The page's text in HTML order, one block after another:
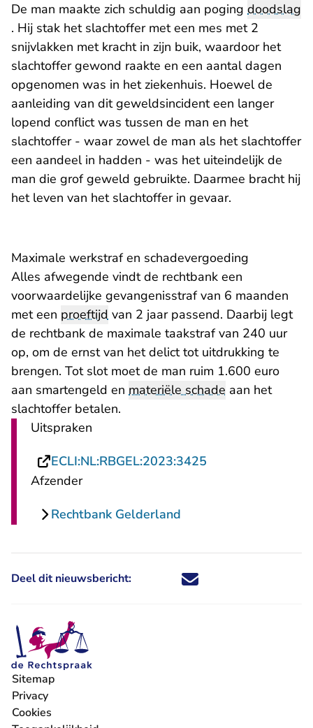
De man maakte zich schuldig aan poging doodslag
. Hij stak het slachtoffer met een mes met 2
snijvlakken met kracht in zijn buik, waardoor het
slachtoffer gewond raakte en een aantal dagen
opgenomen was in het ziekenhuis. Hoewel de
aanleiding van dit geweldsincident een langer
lopend conflict was tussen de man en het
slachtoffer - waar zowel de man als het slachtoffer
een aandeel in hadden - was het uiteindelijk de
man die grof geweld gebruikte. Daarmee bracht hij
het leven van het slachtoffer in gevaar.
Maximale werkstraf en schadevergoeding
Alles afwegende vindt de rechtbank een
voorwaardelijke gevangenisstraf van 6 maanden
met een proeftijd van 2 jaar passend. Daarbij legt
de rechtbank de maximale taakstraf van 240 uur
op, om de ernst van het delict tot uitdrukking te
brengen. Tot slot moet de man ruim 1.600 euro
aan smartengeld en materiële schade aan het
slachtoffer betalen.
Uitspraken
ECLI:NL:RBGEL:2023:3425
Afzender
Rechtbank Gelderland
Deel dit nieuwsbericht: Deel dit nieuwsbericht via X -
Deel dit nieuwsbericht via
Deel dit nieuwsbericht
Deel dit
Sitemap
Privacy
Cookies